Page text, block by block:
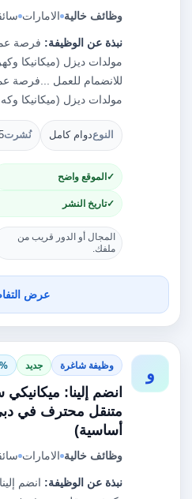
وظائف خالية الامارات
نبذة عن الوظيفة: فرصة
مولدات ديزل (ميكانيكا
للانضمام للعمل
مولدات ديزل (ميكانيكا
النوعدوام كامل نُشرت
الموقع واضح
تاريخ النشر
المجال أو الدور قريب من
ملفك.
عرض
و وظيفة شاغرة جديد
انضم إلينا:
متنقل محترف في
أساسية)
وظائف خالية الامارات
نبذة عن الوظيفة: انضم